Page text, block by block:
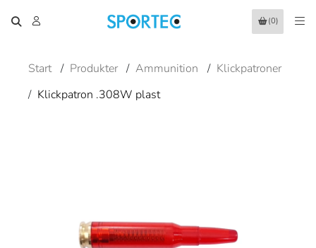
(0)
Start / Produkter / Ammunition / Klickpatroner
/ Klickpatron .308W plast